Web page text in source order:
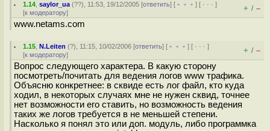
1.14 ,saylor_ua (??), 11:53, 19/12/2005 [ответить] [ ﹢﹢﹢] [ · · ·]
[к модератору] + / –
www.netams.com
1.15 ,N.Leiten (?), 11:15, 10/02/2006 [ответить] [ ﹢﹢﹢] [ · · ·]
[к модератору] + / –
Вопрос следующего характера. В какую сторону
посмотреть/почитать для ведения логов www трафика.
Объясню конкретнее: в сквиде есть лог файл, кто куда
ходил, в некоторых случаях мне не нужен сквид, точнее
нет возможности его ставить, но возможность ведения
таких же логов требуется в не меньшей степени.
Насколько я понял это или доп. модуль, либо программка